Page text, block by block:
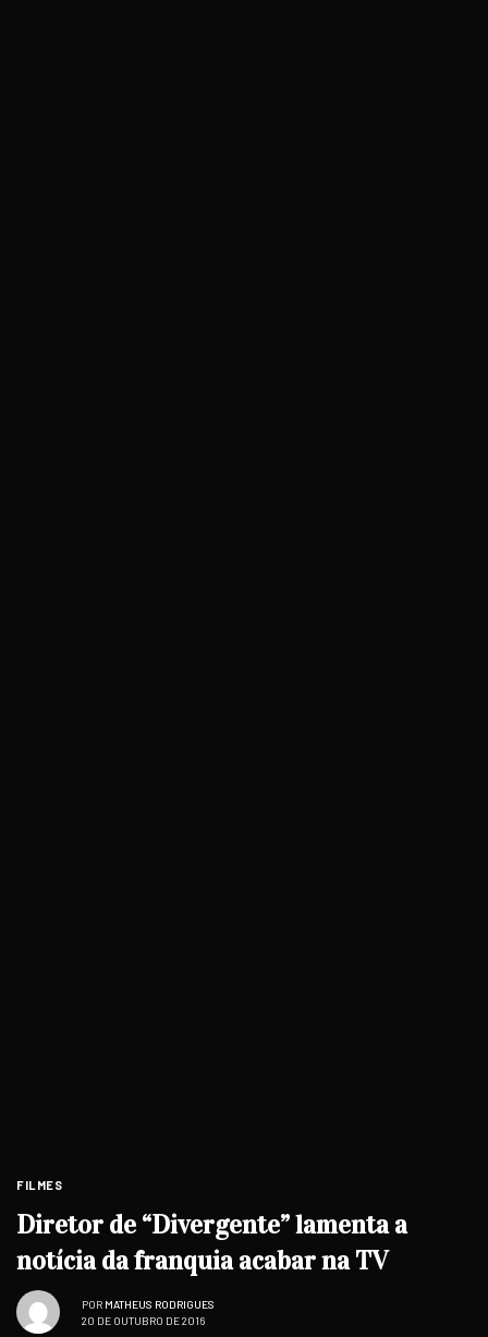
FILMES
Diretor de “Divergente” lamenta a
notícia da franquia acabar na TV
POR MATHEUS RODRIGUES
20 DE OUTUBRO DE 2016